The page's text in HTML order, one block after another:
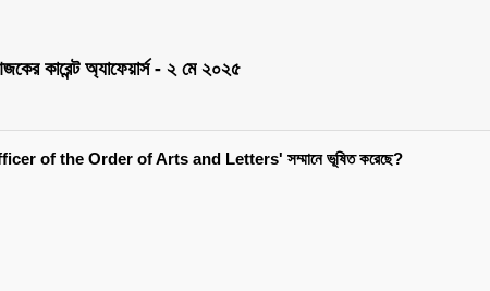
কারেন্ট অ্যাফেয়ার্স - ২ মে ২০২৫
of the Order of Arts and Letters' সম্মানে ভূষিত করেছে?